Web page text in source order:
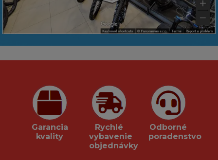
Garancia
kvality
Rychlé
vybavenie
objednávky
Odborné
poradenstvo